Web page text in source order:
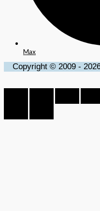
Max
Copyright © 2009 -